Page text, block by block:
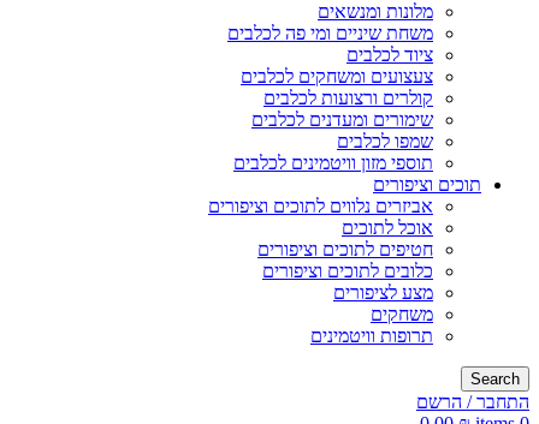
מלונות ומנשאים
משחת שיניים ומי פה לכלבים
ציוד לכלבים
צעצועים ומשחקים לכלבים
קולרים ורצועות לכלבים
שימורים ומעדנים לכלבים
שמפו לכלבים
תוספי מזון וויטמינים לכלבים
תוכים וציפורים
אביזרים נלווים לתוכים וציפורים
אוכל לתוכים
חטיפים לתוכים וציפורים
כלובים לתוכים וציפורים
מצע לציפורים
משחקים
תרופות וויטמינים
Search
התחבר / הרשם